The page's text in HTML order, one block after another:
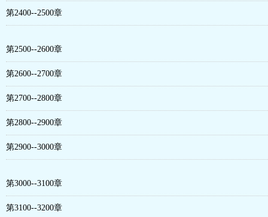
第2400--2500章
第2500--2600章
第2600--2700章
第2700--2800章
第2800--2900章
第2900--3000章
第3000--3100章
第3100--3200章